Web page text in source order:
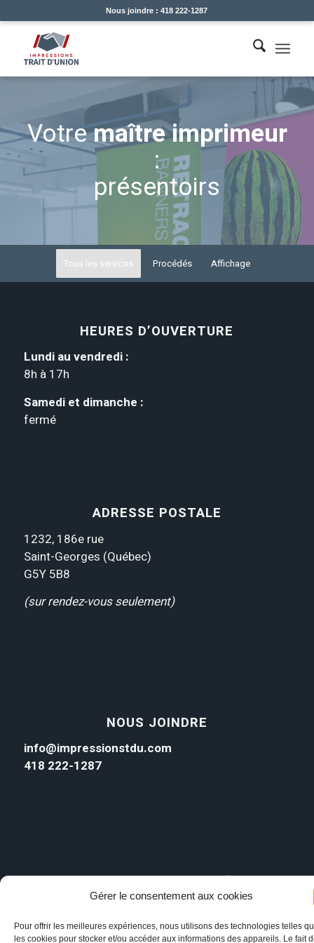
Gérer le consentement aux cookies
Pour offrir les meilleures expériences, nous utilisons des technologies telles
les cookies pour stocker et/ou accéder aux informations des appareils. Le fait
Nous joindre : 418 222-1287
Votremaître imprimeur
:
présentoirs
Tous les services Procédés Affichage
HEURES D’OUVERTURE
Lundi au vendredi :
8h à 17h
Samedi et dimanche :
fermé
ADRESSE POSTALE
1232, 186e rue
Saint-Georges (Québec)
G5Y 5B8
(sur rendez-vous seulement)
NOUS JOINDRE
info@impressionstdu.com
418 222-1287